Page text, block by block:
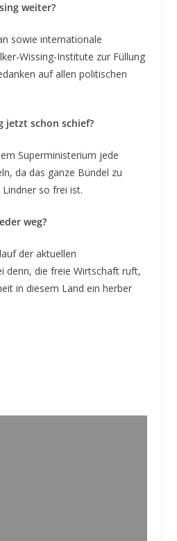
weiter?
sowie internationale
Wissing-Institute zur Füllung
auf allen politischen
jetzt schon schief?
Superministerium jede
da das ganze Bündel zu
so frei ist.
weg?
der aktuellen
denn, die freie Wirtschaft ruft,
in diesem Land ein herber